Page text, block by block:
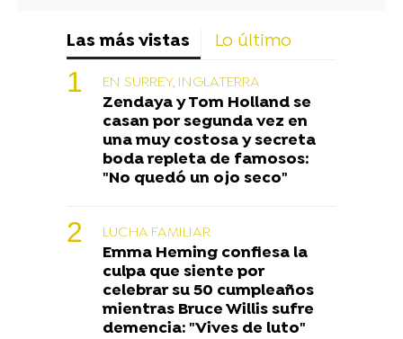
Las más vistas Lo último
EN SURREY, INGLATERRA
Zendaya y Tom Holland se
casan por segunda vez en
una muy costosa y secreta
boda repleta de famosos:
"No quedó un ojo seco"
LUCHA FAMILIAR
Emma Heming confiesa la
culpa que siente por
celebrar su 50 cumpleaños
mientras Bruce Willis sufre
demencia: "Vives de luto"